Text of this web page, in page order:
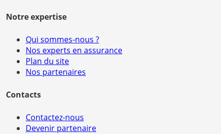
Notre expertise
Qui sommes-nous ?
Nos experts en assurance
Plan du site
Nos partenaires
Contacts
Contactez-nous
Devenir partenaire